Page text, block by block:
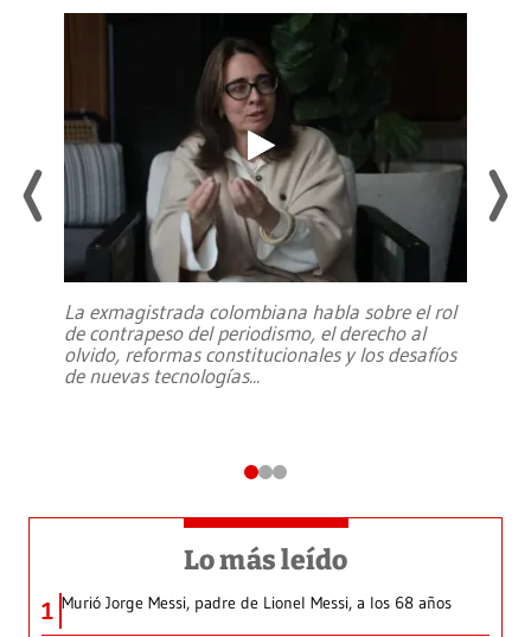
La exmagistrada colombiana habla sobre el rol
de contrapeso del periodismo, el derecho al
olvido, reformas constitucionales y los desafíos
de nuevas tecnologías...
Lo más leído
1 Murió Jorge Messi, padre de Lionel Messi, a los 68 años